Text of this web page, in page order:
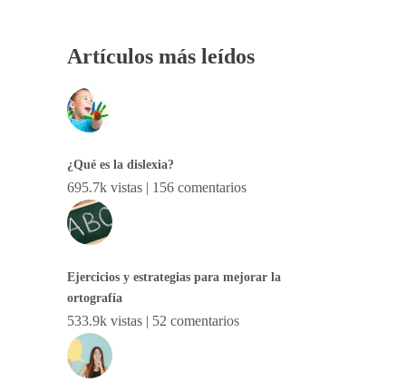
Artículos más leídos
¿Qué es la dislexia?
695.7k vistas | 156 comentarios
Ejercicios y estrategias para mejorar la
ortografía
533.9k vistas | 52 comentarios